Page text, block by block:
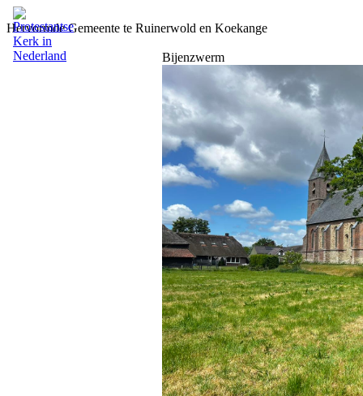
Hervormde Gemeente te Ruinerwold en Koekange
Bijenzwerm